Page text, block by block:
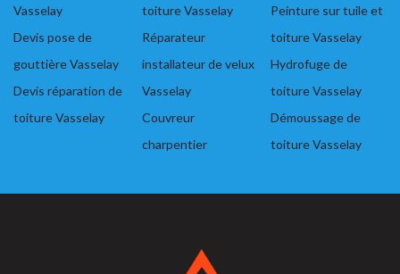
Vasselay
Devis pose de
gouttière Vasselay
Devis réparation de
toiture Vasselay
toiture Vasselay
Réparateur
installateur de velux
Vasselay
Couvreur
charpentier
Peinture sur tuile et
toiture Vasselay
Hydrofuge de
toiture Vasselay
Démoussage de
toiture Vasselay